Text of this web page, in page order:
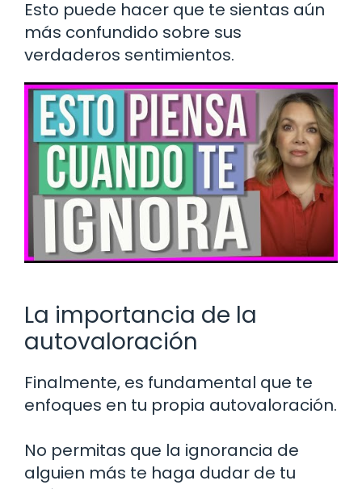
Esto puede hacer que te sientas aún
más confundido sobre sus
verdaderos sentimientos.
La importancia de la
autovaloración
Finalmente, es fundamental que te
enfoques en tu propia autovaloración.
No permitas que la ignorancia de
alguien más te haga dudar de tu